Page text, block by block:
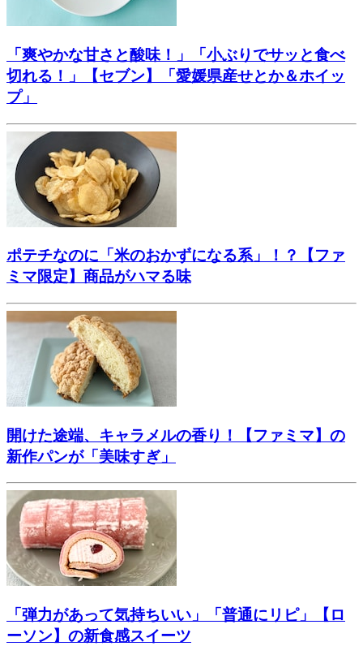
「爽やかな甘さと酸味！」「小ぶりでサッと食べ
切れる！」【セブン】「愛媛県産せとか＆ホイッ
プ」
ポテチなのに「米のおかずになる系」！？【ファ
ミマ限定】商品がハマる味
開けた途端、キャラメルの香り！【ファミマ】の
新作パンが「美味すぎ」
「弾力があって気持ちいい」「普通にリピ」【ロ
ーソン】の新食感スイーツ